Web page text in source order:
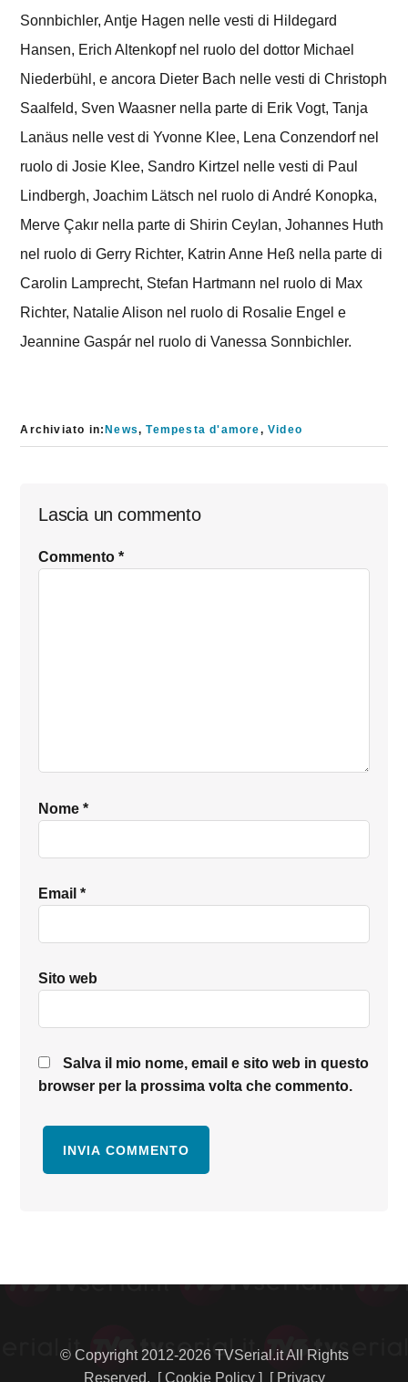
Sonnbichler, Antje Hagen nelle vesti di Hildegard
Hansen, Erich Altenkopf nel ruolo del dottor Michael
Niederbühl, e ancora Dieter Bach nelle vesti di Christoph
Saalfeld, Sven Waasner nella parte di Erik Vogt, Tanja
Lanäus nelle vest di Yvonne Klee, Lena Conzendorf nel
ruolo di Josie Klee, Sandro Kirtzel nelle vesti di Paul
Lindbergh, Joachim Lätsch nel ruolo di André Konopka,
Merve Çakır nella parte di Shirin Ceylan, Johannes Huth
nel ruolo di Gerry Richter, Katrin Anne Heß nella parte di
Carolin Lamprecht, Stefan Hartmann nel ruolo di Max
Richter, Natalie Alison nel ruolo di Rosalie Engel e
Jeannine Gaspár nel ruolo di Vanessa Sonnbichler.
Archiviato in:News,Tempesta d'amore,Video
Interazioni
del
Lascia un commento
Commento*
Nome*
Email*
Sito web
Salva il mio nome, email e sito web in questo
browser per la prossima volta che commento.
primaria
© Copyright 2012-2026 TVSerial.it All Rights
Reserved. [Cookie Policy] [ Privacy